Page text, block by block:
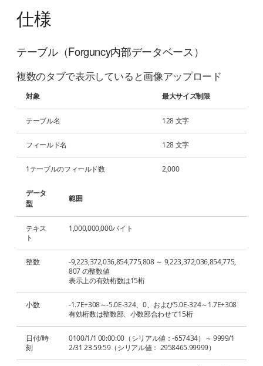
仕様
テーブル（Forguncy内部データベース）
複数のタブで表示していると画像アップロード
対象 最大サイズ制限
テーブル名 128 文字
フィールド名 128 文字
1テーブルのフィールド数 2,000
データ
型
範囲
テキス
ト
1,000,000,000バイト
整数
-9,223,372,036,854,775,808 ～ 9,223,372,036,854,775,
807 の整数値
表示上の有効桁数は15桁
小数
-1.7E+308～-5.0E-324、0、および5.0E-324～1.7E+308
有効桁数は整数部、小数部合わせて15桁
日付/時
刻
0100/1/1 00:00:00（シリアル値：-657434）～ 9999/1
2/31 23:59:59（シリアル値： 2958465.99999）